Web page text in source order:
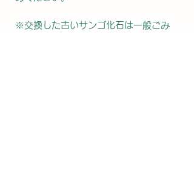
※交換した古いサンゴ化石は一般ごみ